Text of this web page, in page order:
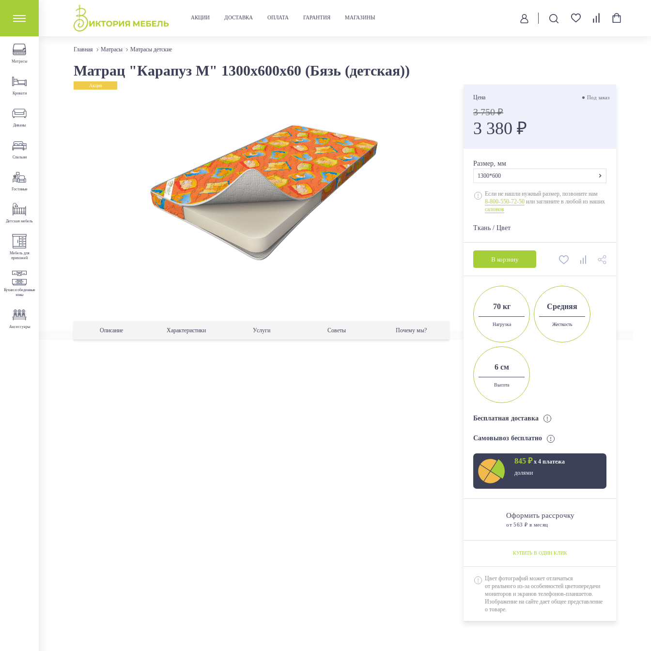
АКЦИИ ДОСТАВКА ОПЛАТА ГАРАНТИЯ МАГАЗИНЫ
Матрасы
Кровати
Диваны
Спальни
Гостиные
Детская мебель
Мебель для
прихожей
Кухни и обеденные
зоны
Аксессуары
Главная Матрасы Матрасы детские
Матрац "Карапуз М" 1300х600х60 (Бязь (детская))
Акция
Описание Характеристики Услуги Советы Почему мы?
Цена Под заказ
3 750 ₽
3 380 ₽
Размер, мм
1300*600
1200*600
1200*700
1500*600
1500*700
1600*700
1600*800
1700*700
1700*800
1700*900
1800*800
1950*900
2000*800
Если не нашли нужный размер, позвоните нам
8-800-550-72-50 или загляните в любой из наших
салонов
Ткань / Цвет
В корзину
70 кг
Нагрузка
Средняя
Жесткость
6 см
Высота
Бесплатная доставка
Самовывоз бесплатно
845 ₽х 4 платежа
долями
Оформить рассрочку
от 563 ₽ в месяц
КУПИТЬ В ОДИН КЛИК
Цвет фотографий может отличаться
от реального из-за особенностей цветопередачи
мониторов и экранов телефонов-планшетов.
Изображение на сайте дает общее представление
о товаре.